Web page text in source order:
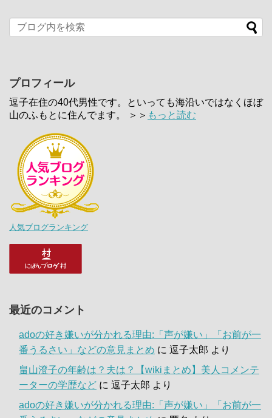
プロフィール
逗子在住の40代男性です。といっても海沿いではなくほぼ
山のふもとに住んでます。 ＞＞ もっと読む
人気ブログランキング
最近のコメント
adoの好き嫌いが分かれる理由:「声が嫌い」「お前が一
番うるさい」などの意見まとめ に 逗子太郎 より
畠山澄子の年齢は？夫は？【wikiまとめ】美人コメンテ
ーターの学歴など に 逗子太郎 より
adoの好き嫌いが分かれる理由:「声が嫌い」「お前が一